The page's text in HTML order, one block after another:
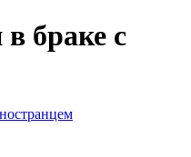
браке с